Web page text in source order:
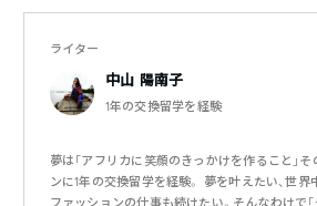
ライター
中山 陽南子
1年の交換留学を経験
夢は「アフリカに笑顔のきっかけを作ること」
ンに1年の交換留学を経験。 夢を叶えたい、世界
ファッションの仕事も続けたい。そんなわけで